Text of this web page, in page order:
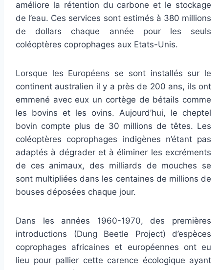
améliore la rétention du carbone et le stockage
de l’eau. Ces services sont estimés à 380 millions
de dollars chaque année pour les seuls
coléoptères coprophages aux Etats-Unis.
Lorsque les Européens se sont installés sur le
continent australien il y a près de 200 ans, ils ont
emmené avec eux un cortège de bétails comme
les bovins et les ovins. Aujourd’hui, le cheptel
bovin compte plus de 30 millions de têtes. Les
coléoptères coprophages indigènes n’étant pas
adaptés à dégrader et à éliminer les excréments
de ces animaux, des milliards de mouches se
sont multipliées dans les centaines de millions de
bouses déposées chaque jour.
Dans les années 1960-1970, des premières
introductions (Dung Beetle Project) d’espèces
coprophages africaines et européennes ont eu
lieu pour pallier cette carence écologique ayant